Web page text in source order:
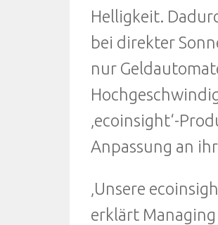
Helligkeit.
bei direkter
nur
‚ecoinsight‘-
Anpassung an
‚Unsere
erklärt